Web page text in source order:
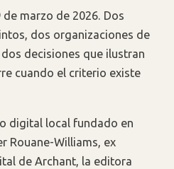
marzo de 2026. Dos
dos organizaciones de
decisiones que ilustran
cuando el criterio existe
digital local fundado en
Rouane-Williams, ex
de Archant, la editora